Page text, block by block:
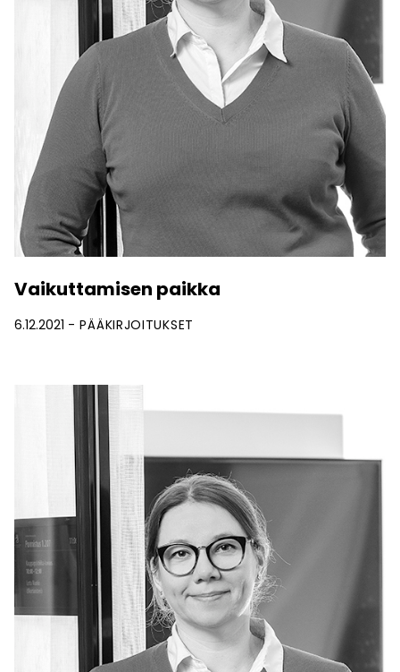
Vaikuttamisen paikka
6.12.2021 PÄÄKIRJOITUKSET